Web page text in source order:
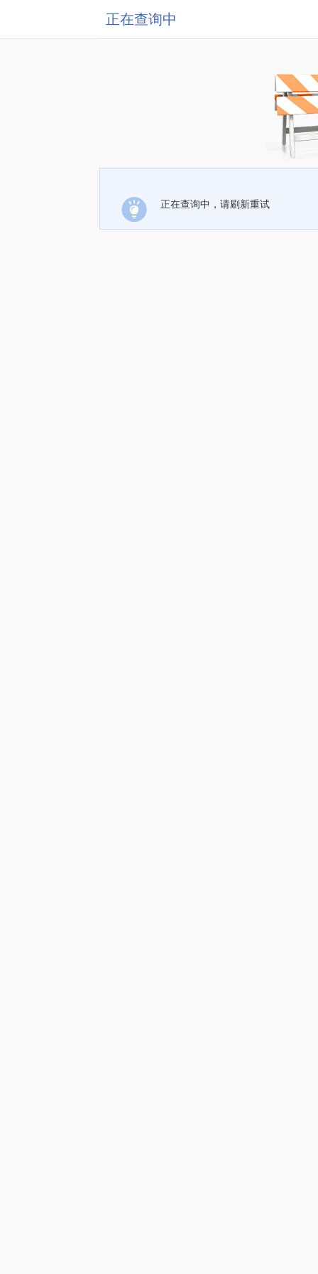
正在查询中
正在查询中，请刷新重试